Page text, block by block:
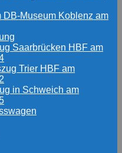
DB-Museum Koblenz am
Saarbrücken HBF am
Trier HBF am
in Schweich am